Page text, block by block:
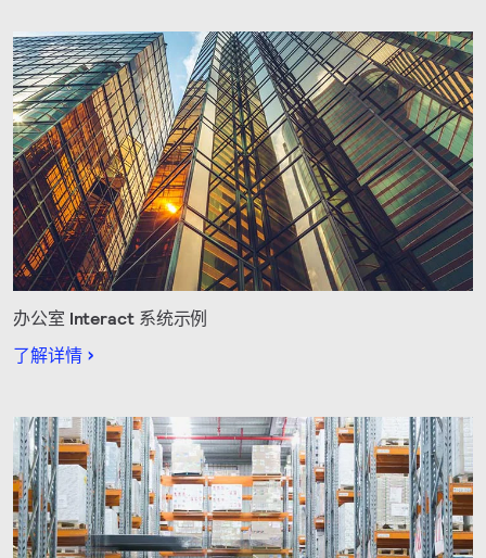
办公室 Interact 系统示例
了解详情